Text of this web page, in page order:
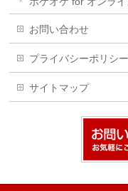
お問い合わせ
プライバシーポリシー
サイトマップ